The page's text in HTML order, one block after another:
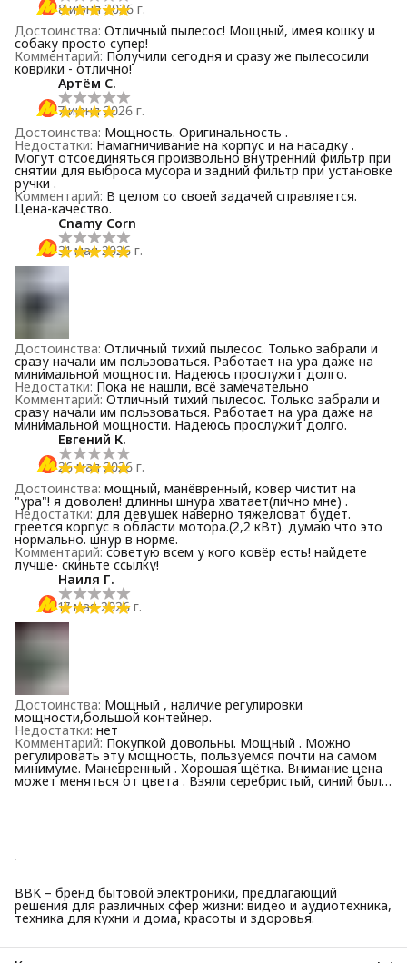
8 июня 2026 г.
Достоинства: Отличный пылесос! Мощный, имея кошку и
собаку просто супер!
Комментарий: Получили сегодня и сразу же пылесосили
коврики - отлично!
Артём С.
7 июня 2026 г.
Достоинства: Мощность. Оригинальность .
Недостатки: Намагничивание на корпус и на насадку .
Могут отсоединяться произвольно внутренний фильтр при
снятии для выброса мусора и задний фильтр при установке
ручки .
Комментарий: В целом со своей задачей справляется.
Цена-качество.
Cnamy Corn
31 мая 2026 г.
Достоинства: Отличный тихий пылесос. Только забрали и
сразу начали им пользоваться. Работает на ура даже на
минимальной мощности. Надеюсь прослужит долго.
Недостатки: Пока не нашли, всё замечательно
Комментарий: Отличный тихий пылесос. Только забрали и
сразу начали им пользоваться. Работает на ура даже на
минимальной мощности. Надеюсь прослужит долго.
Евгений К.
26 мая 2026 г.
Достоинства: мощный, манёвренный, ковер чистит на
"ура"! я доволен! длинны шнура хватает(лично мне) .
Недостатки: для девушек наверно тяжеловат будет.
греется корпус в области мотора.(2,2 кВт). думаю что это
нормально. шнур в норме.
Комментарий: советую всем у кого ковёр есть! найдете
лучше- скиньте ссылку!
Наиля Г.
17 мая 2026 г.
Достоинства: Мощный , наличие регулировки
мощности,большой контейнер.
Недостатки: нет
Комментарий: Покупкой довольны. Мощный . Можно
регулировать эту мощность, пользуемся почти на самом
минимуме. Маневренный . Хорошая щётка. Внимание цена
может меняться от цвета . Взяли серебристый, синий был
почему то дороже . Надеюсь на долгую работу.
BBK – бренд бытовой электроники, предлагающий
решения для различных сфер жизни: видео и аудиотехника,
техника для кухни и дома, красоты и здоровья.